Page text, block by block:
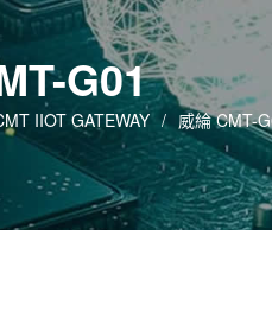
G01
IIOT GATEWAY / 威綸 CMT-